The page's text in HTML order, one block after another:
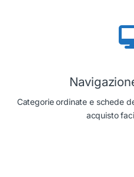
Categorie ordinate e schede
acquisto